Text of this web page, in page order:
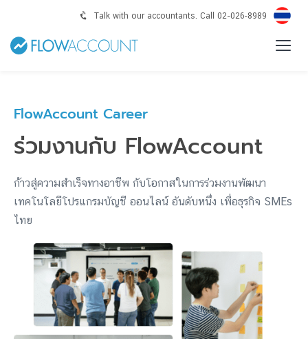
Talk with our accountants. Call 02-026-8989
FlowAccount Career
ร่วมงานกับ FlowAccount
ก้าวสู่ความสำเร็จทางอาชีพ กับโอกาสในการร่วมงานพัฒนา
เทคโนโลยีโปรแกรมบัญชี ออนไลน์ อันดับหนึ่ง เพื่อธุรกิจ SMEs
ไทย